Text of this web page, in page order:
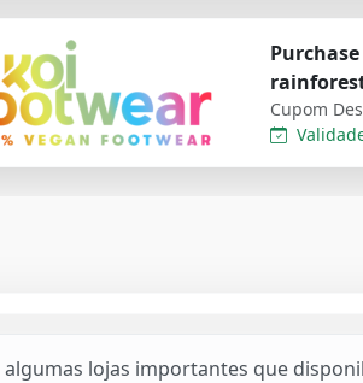
Cupom
algumas lojas importantes que